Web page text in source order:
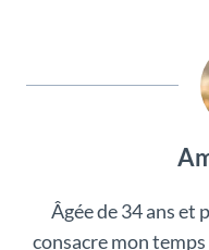
Âgée de 34 ans et
consacre mon